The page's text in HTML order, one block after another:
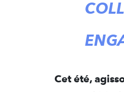
Cet été,